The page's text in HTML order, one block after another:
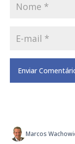
Marcos